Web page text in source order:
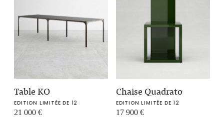
Table KO
EDITION LIMITÉE DE 12
21 000€
Chaise Quadrato
EDITION LIMITÉE DE 12
17 900 €